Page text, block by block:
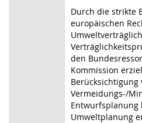
Durch die strikte
europäischen
den
Kommission
Berücksichtigung
Vermeidungs-/
Entwurfsplanung
Umweltplanung